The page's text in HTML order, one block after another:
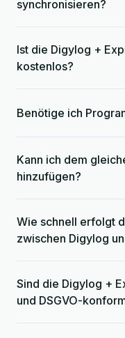
synchronisieren?
Ist die Digylog +
kostenlos?
Benötige ich
Kann ich dem
hinzufügen?
Wie schnell erfolgt
zwischen Digylog
Sind die Digylog +
und DSGVO-